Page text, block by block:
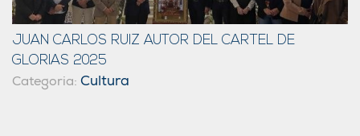
JUAN CARLOS RUIZ AUTOR DEL CARTEL DE
GLORIAS 2025
Categoria: Cultura